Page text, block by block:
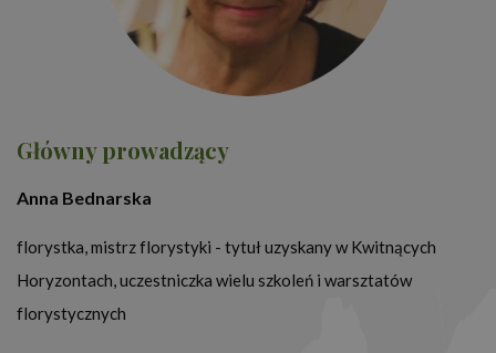
Główny prowadzący
Anna Bednarska
florystka, mistrz florystyki - tytuł uzyskany w Kwitnących
Horyzontach, uczestniczka wielu szkoleń i warsztatów
florystycznych